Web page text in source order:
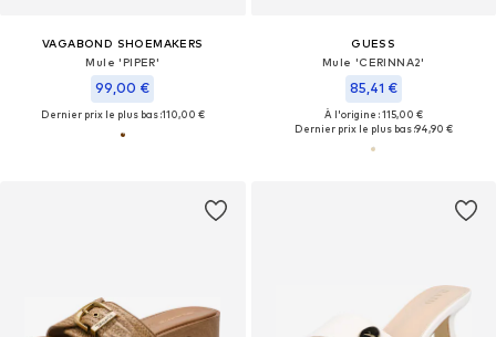
VAGABOND SHOEMAKERS
Mule 'PIPER'
99,00 €
Dernier prix le plus bas :110,00 €
GUESS
Mule 'CERINNA2'
85,41 €
À l'origine : 115,00 €
Dernier prix le plus bas :94,90 €